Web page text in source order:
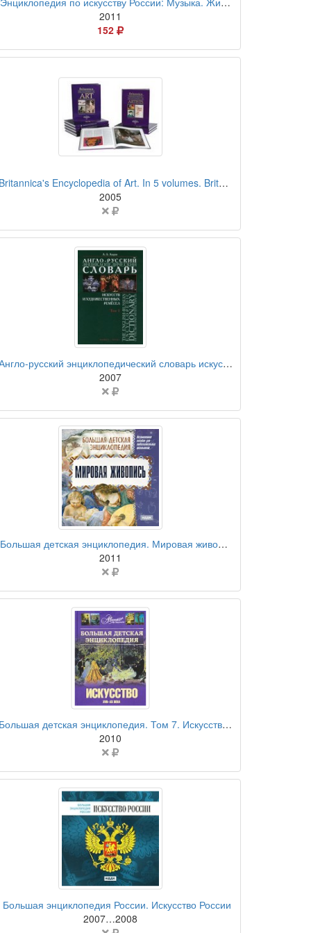
2011
152
Цена
российских
бумажная книга
Britannica's Encyclopedia of Art. In 5 volumes. Britannica Biographical Encyclopedia of Artists. In 4 volumes
2005
Цена
указана
книга
русский энциклопедический словарь искусств и художественных ремесел. В 2 томах. Том 1
2007
Цена
указана
компакт-диск
Большая детская энциклопедия. Мировая живопись
2011
Цена
указана
бумажная книга
Большая детская энциклопедия. Том 7. Искусство. Часть 2. XVII-XX века
2010
Цена
указана
компакт-диск
Большая энциклопедия России. Искусство России
2007…2008